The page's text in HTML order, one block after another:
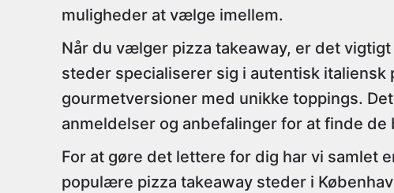
muligheder at vælge imellem.
Når du vælger pizza takeaway, er det
steder specialiserer sig i autentisk
gourmetversioner med unikke toppings.
anmeldelser og anbefalinger for at finde
For at gøre det lettere for dig har vi samlet
populære pizza takeaway steder i